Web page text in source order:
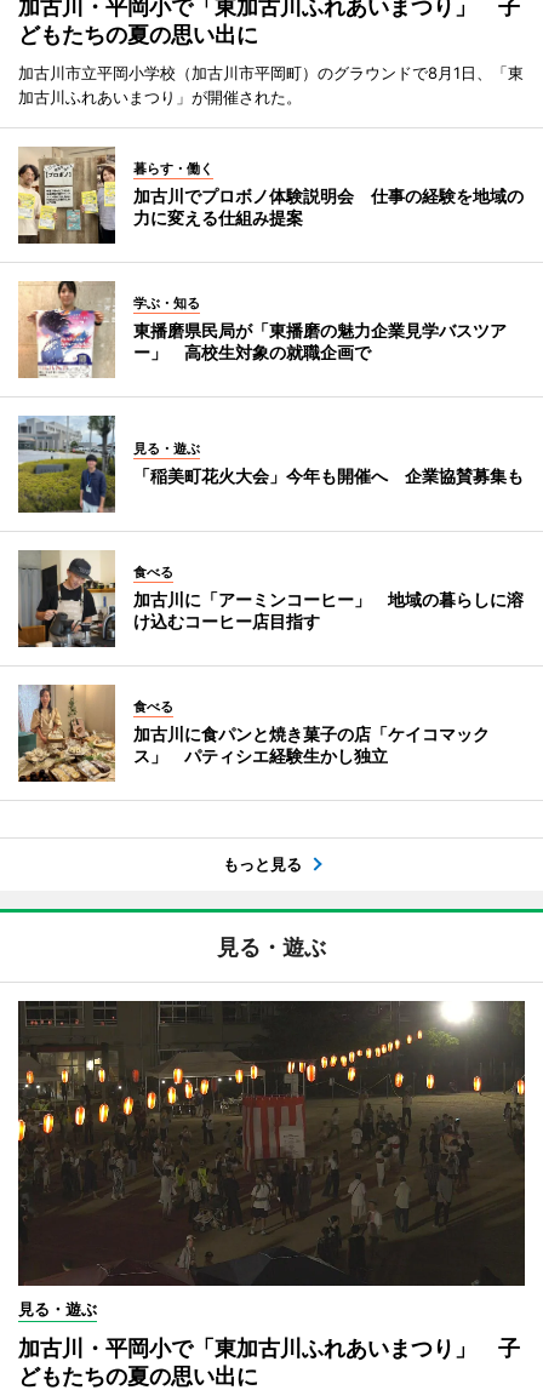
加古川・平岡小で「東加古川ふれあいまつり」 子
どもたちの夏の思い出に
加古川市立平岡小学校（加古川市平岡町）のグラウンドで8月1日、「東
加古川ふれあいまつり」が開催された。
暮らす・働く
加古川でプロボノ体験説明会 仕事の経験を地域の
力に変える仕組み提案
学ぶ・知る
東播磨県民局が「東播磨の魅力企業見学バスツア
ー」 高校生対象の就職企画で
見る・遊ぶ
「稲美町花火大会」今年も開催へ 企業協賛募集も
食べる
加古川に「アーミンコーヒー」 地域の暮らしに溶
け込むコーヒー店目指す
食べる
加古川に食パンと焼き菓子の店「ケイコマック
ス」 パティシエ経験生かし独立
もっと見る
見る・遊ぶ
見る・遊ぶ
加古川・平岡小で「東加古川ふれあいまつり」 子
どもたちの夏の思い出に